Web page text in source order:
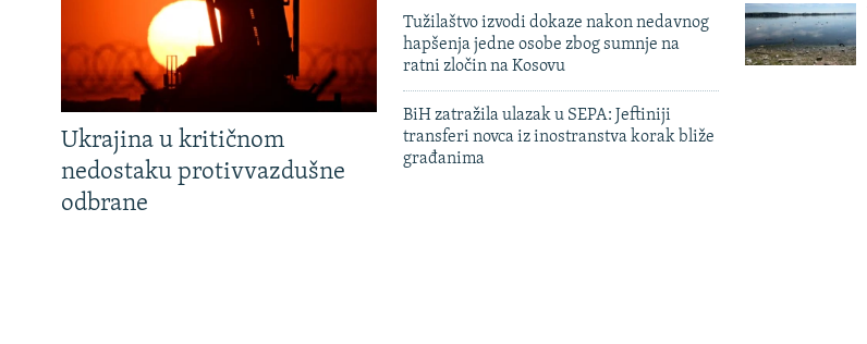
Ukrajina u kritičnom
nedostaku protivvazdušne
odbrane
Tužilaštvo izvodi dokaze nakon nedavnog
hapšenja jedne osobe zbog sumnje na
ratni zločin na Kosovu
BiH zatražila ulazak u SEPA: Jeftiniji
transferi novca iz inostranstva korak bliže
građanima